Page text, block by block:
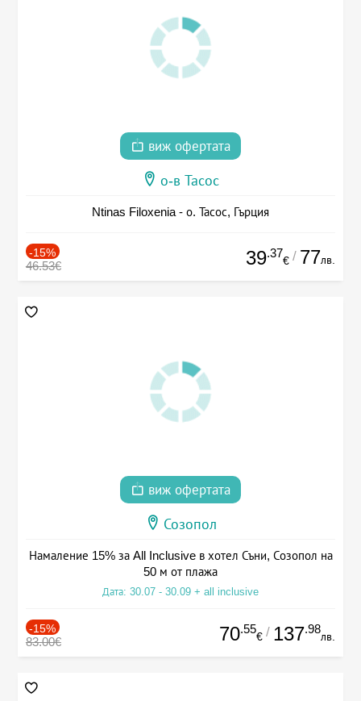
виж офертата
о-в Тасос
Ntinas Filoxenia - о. Тасос, Гърция
-15%
46.53€ 39.37
€ / 77лв.
виж офертата
Созопол
Намаление 15% за All Inclusive в хотел Съни, Созопол на
50 м от плажа
Дата: 30.07 - 30.09 + all inclusive
-15%
83.00€ 70.55
€ / 137.98
лв.